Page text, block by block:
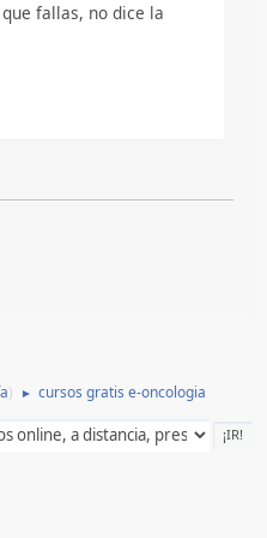
fallas, no dice la
) ► cursos gratis e-oncologia